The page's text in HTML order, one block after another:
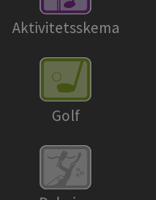
Aktivitetsskema
Golf